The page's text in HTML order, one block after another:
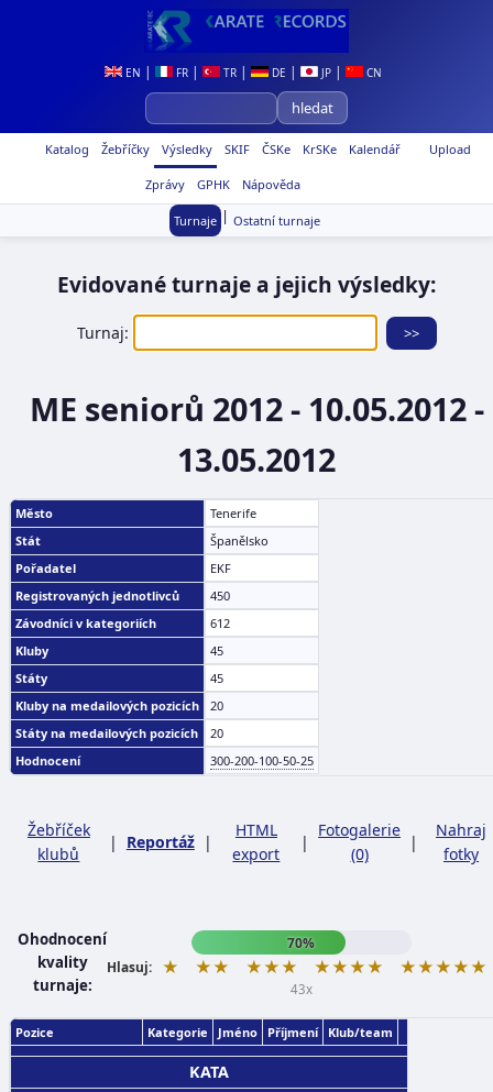
EN | FR | TR | DE | JP | CN
Upload
Katalog Žebříčky Výsledky SKIF ČSKe KrSKe Kalendář
Zprávy GPHK Nápověda
Turnaje | Ostatní turnaje
Evidované turnaje a jejich výsledky:
Turnaj:
ME seniorů 2012 - 10.05.2012 -
13.05.2012
Město
Tenerife
Stát
Španělsko
Pořadatel
EKF
Registrovaných jednotlivců
450
Závodníci v kategoriích
612
Kluby
45
Státy
45
Kluby na medailových pozicích
20
Státy na medailových pozicích
20
Hodnocení
300-200-100-50-25
Žebříček
klubů
| Reportáž|
HTML
export
|
Fotogalerie
(0)
|
Nahraj
fotky
Ohodnocení
kvality
turnaje:
70%
Hlasuj:
★ ★★ ★★★ ★★★★ ★★★★★
43x
Pozice Kategorie Jméno Příjmení Klub/team
KATA